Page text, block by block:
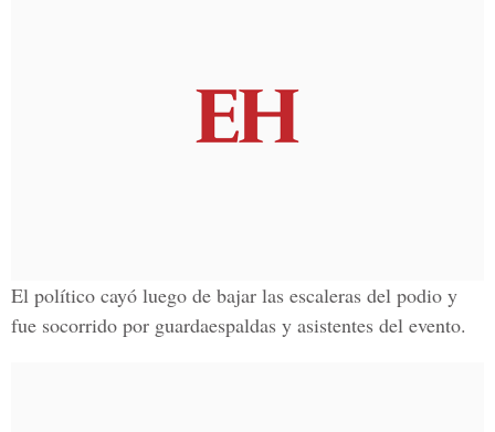
El político cayó luego de bajar las escaleras del podio y
fue socorrido por guardaespaldas y asistentes del evento.